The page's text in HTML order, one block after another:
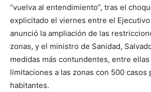
“vuelva al entendimiento”, tras el
explicitado el viernes entre el
anunció la ampliación de las
zonas, y el ministro de Sanidad,
medidas más contundentes, entre ellas
limitaciones a las zonas con 500 casos
habitantes.